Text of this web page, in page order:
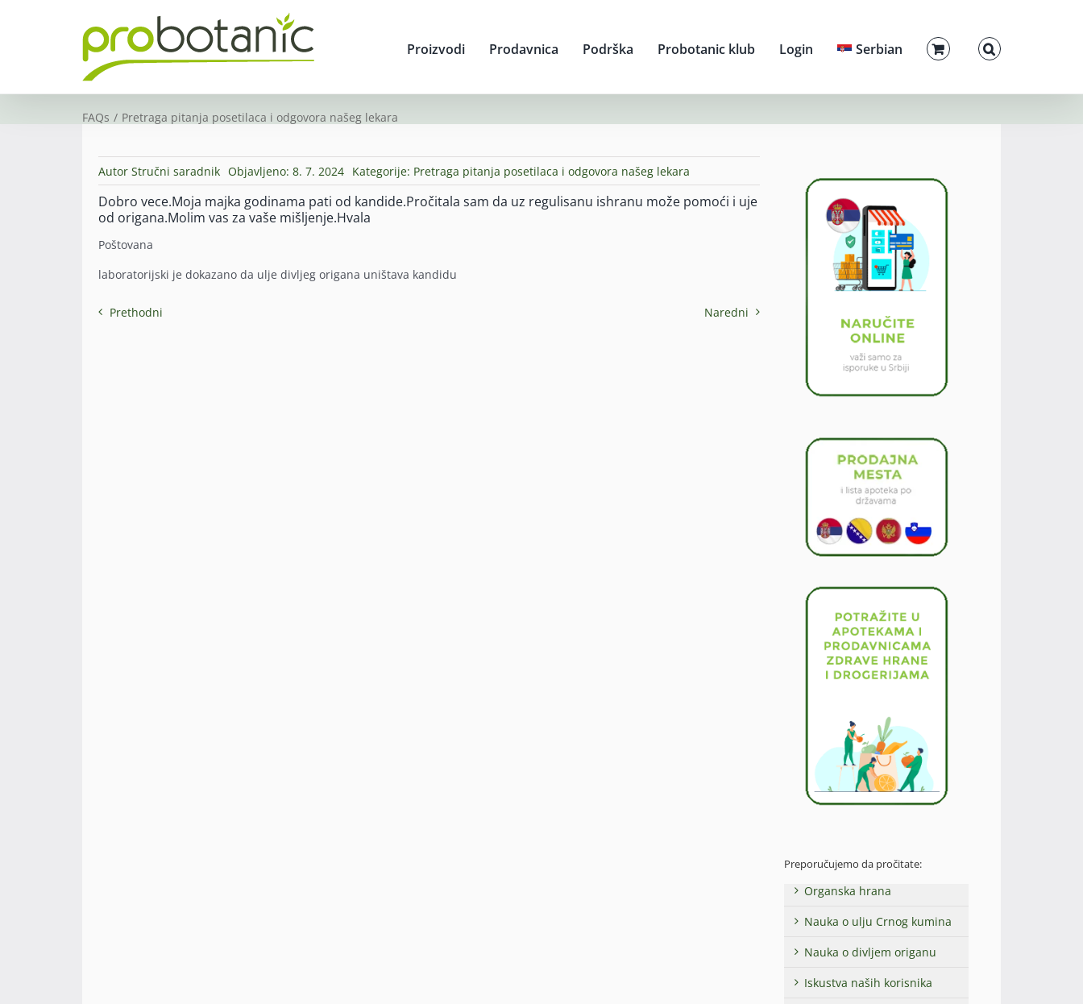
Proizvodi Prodavnica Podrška Probotanic klub Login Serbian
FAQs Pretraga pitanja posetilaca i odgovora našeg lekara
Autor Stručni saradnik Objavljeno: 8. 7. 2024 Kategorije: Pretraga pitanja posetilaca i odgovora našeg lekara
Dobro vece.Moja majka godinama pati od kandide.Pročitala sam da uz regulisanu ishranu može pomoći i uje
od origana.Molim vas za vaše mišljenje.Hvala
Poštovana
laboratorijski je dokazano da ulje divljeg origana uništava kandidu
Prethodni Naredni
Preporučujemo da pročitate:
Organska hrana
Nauka o ulju Crnog kumina
Nauka o divljem origanu
Iskustva naših korisnika